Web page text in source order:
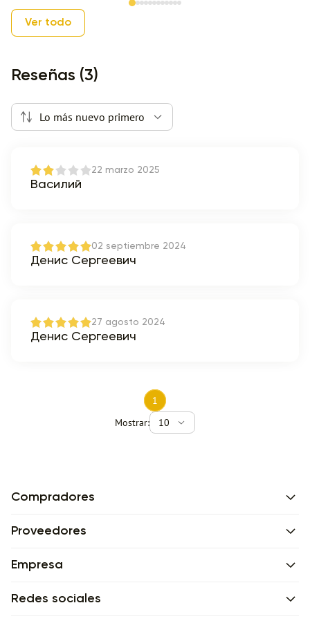
Item 1 of 12
Ver todo
Reseñas (3)
Lo más nuevo primero
22 marzo 2025
Василий
02 septiembre 2024
Денис Сергеевич
27 agosto 2024
Денис Сергеевич
1
Mostrar:
10
Compradores
Proveedores
Empresa
Redes sociales